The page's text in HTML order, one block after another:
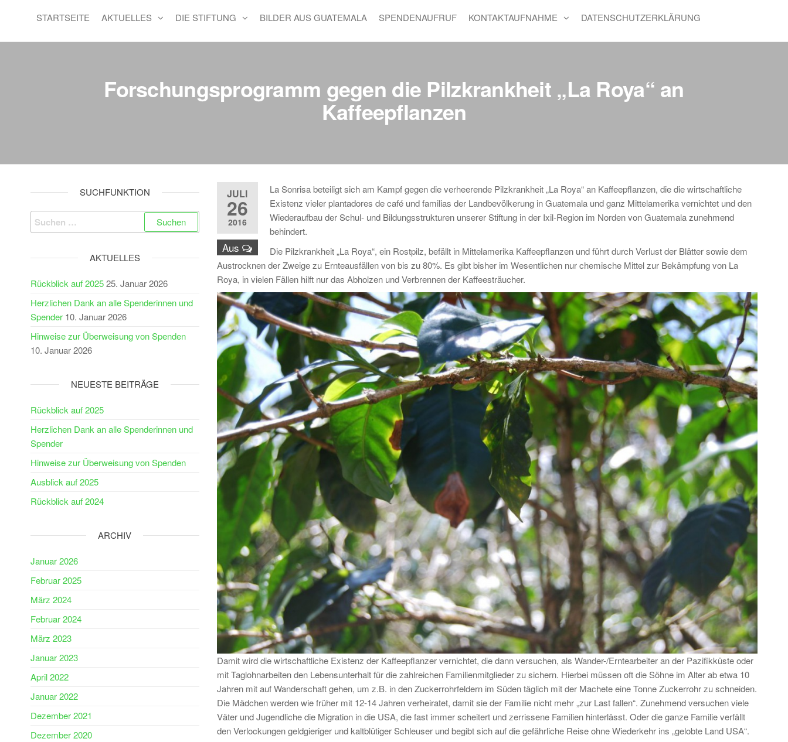
STARTSEITE AKTUELLES DIE STIFTUNG BILDER AUS GUATEMALA SPENDENAUFRUF KONTAKTAUFNAHME DATENSCHUTZERKLÄRUNG
Forschungsprogramm gegen die Pilzkrankheit „La Roya“ an
Kaffeepflanzen
JULI
26
2016
Aus
La Sonrisa beteiligt sich am Kampf gegen die verheerende Pilzkrankheit „La Roya“ an Kaffeepflanzen, die die wirtschaftliche
Existenz vieler plantadores de café und familias der Landbevölkerung in Guatemala und ganz Mittelamerika vernichtet und den
Wiederaufbau der Schul- und Bildungsstrukturen unserer Stiftung in der Ixil-Region im Norden von Guatemala zunehmend
behindert.
Die Pilzkrankheit „La Roya“, ein Rostpilz, befällt in Mittelamerika Kaffeepflanzen und führt durch Verlust der Blätter sowie dem
Austrocknen der Zweige zu Ernteausfällen von bis zu 80%. Es gibt bisher im Wesentlichen nur chemische Mittel zur Bekämpfung von La
Roya, in vielen Fällen hilft nur das Abholzen und Verbrennen der Kaffeesträucher.
Damit wird die wirtschaftliche Existenz der Kaffeepflanzer vernichtet, die dann versuchen, als Wander-/Erntearbeiter an der Pazifikküste oder
mit Taglohnarbeiten den Lebensunterhalt für die zahlreichen Familienmitglieder zu sichern. Hierbei müssen oft die Söhne im Alter ab etwa 10
Jahren mit auf Wanderschaft gehen, um z.B. in den Zuckerrohrfeldern im Süden täglich mit der Machete eine Tonne Zuckerrohr zu schneiden.
Die Mädchen werden wie früher mit 12-14 Jahren verheiratet, damit sie der Familie nicht mehr „zur Last fallen“. Zunehmend versuchen viele
Väter und Jugendliche die Migration in die USA, die fast immer scheitert und zerrissene Familien hinterlässt. Oder die ganze Familie verfällt
den Verlockungen geldgieriger und kaltblütiger Schleuser und begibt sich auf die gefährliche Reise ohne Wiederkehr ins „gelobte Land USA“.
SUCHFUNKTION
Suchen
nach:
AKTUELLES
Rückblick auf 202525. Januar 2026
Herzlichen Dank an alle Spenderinnen und
Spender 10. Januar 2026
Hinweise zur Überweisung von Spenden
10. Januar 2026
NEUESTE BEITRÄGE
Rückblick auf 2025
Herzlichen Dank an alle Spenderinnen und
Spender
Hinweise zur Überweisung von Spenden
Ausblick auf 2025
Rückblick auf 2024
ARCHIV
Januar 2026
Februar 2025
März 2024
Februar 2024
März 2023
Januar 2023
April 2022
Januar 2022
Dezember 2021
Dezember 2020